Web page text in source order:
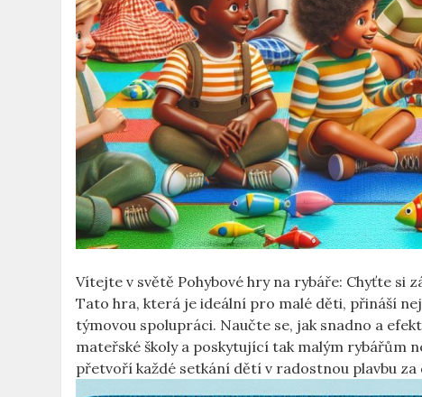
Vítejte v světě Pohybové hry na rybáře: Chyťte si
Tato hra, která je ideální pro malé děti, přináší
týmovou spolupráci. Naučte se, jak snadno a
mateřské školy a poskytující tak malým rybářům
přetvoří každé setkání dětí v radostnou plavbu